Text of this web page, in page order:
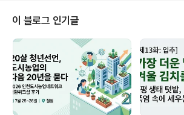
습니다 키머러가 부유한 집안에서 부족함 없이 자랐다는
추측을 할 수도 있지만, 오히려 그는 인종차별이 심한 미국
에서 아메리카 원주민 포타와토미족의 혈통을 지니고 태어
났다. 그가 식물학자가 되기 위해 대학원 과정에 지원했을
때, 지도교수로부터 받은 추천서에 “인디언 여자 치고는 공
부를 꽤 잘했습니다.”라고 ..
이 블로그 인기글